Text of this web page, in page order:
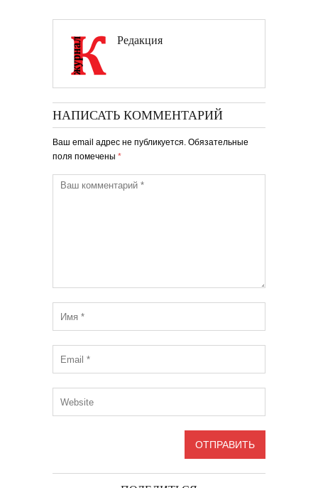
Редакция
НАПИСАТЬ КОММЕНТАРИЙ
Ваш email адрес не публикуется. Обязательные
поля помечены *